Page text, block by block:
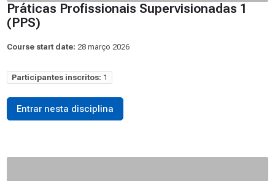
Práticas Profissionais Supervisionadas 1
(PPS)
Course start date: 28 março 2026
Participantes inscritos: 1
Entrar nesta disciplina